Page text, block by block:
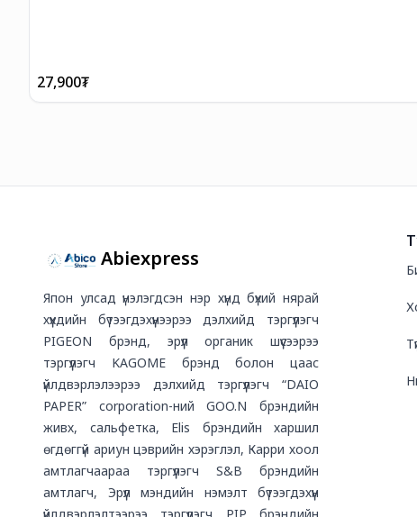
27,900₮
Abiexpress
Япон улсад үнэлэгдсэн нэр хүнд бүхий нярай
хүүхдийн бүтээгдэхүүнээрээ дэлхийд тэргүүлэгч
PIGEON брэнд, эрүүл органик шүүсээрээ
тэргүүлэгч KAGOME брэнд болон цаас
үйлдвэрлэлээрээ дэлхийд тэргүүлэгч “DAIO
PAPER” corporation-ний GOO.N брэндийн
живх, сальфетка, Elis брэндийн харшил
өгдөггүй ариун цэврийн хэрэглэл, Карри хоол
амтлагчаараа тэргүүлэгч S&B брэндийн
амтлагч, Эрүүл мэндийн нэмэлт бүтээгдэхүүн